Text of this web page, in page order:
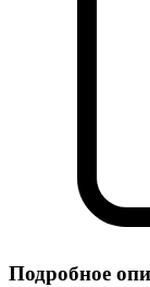
Подробное